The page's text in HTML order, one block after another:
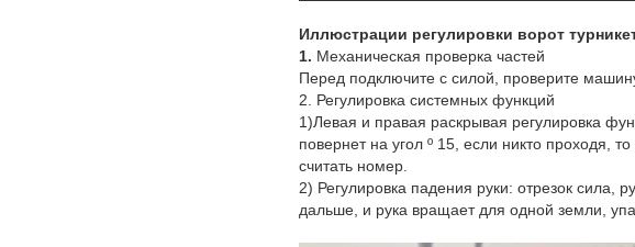
Иллюстрации регулировки ворот
1. Механическая проверка частей
Перед подключите с силой, проверите
2. Регулировка системных функций
1)Левая и правая раскрывая регулировка
повернет на угол º 15, если никто проходя,
считать номер.
2) Регулировка падения руки: отрезок сила,
дальше, и рука вращает для одной земли,